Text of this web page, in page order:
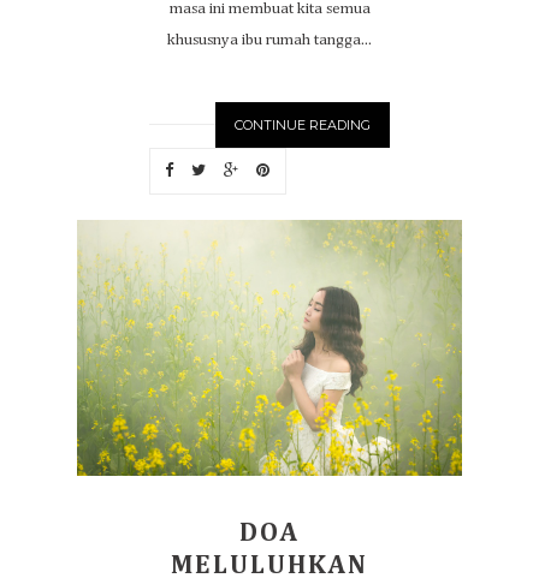
masa ini membuat kita semua
khususnya ibu rumah tangga...
CONTINUE READING
DOA
MELULUHKAN